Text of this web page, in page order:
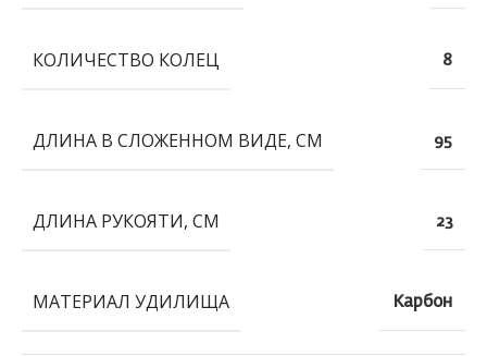
КОЛИЧЕСТВО КОЛЕЦ 8
ДЛИНА В СЛОЖЕННОМ ВИДЕ, СМ 95
ДЛИНА РУКОЯТИ, СМ 23
МАТЕРИАЛ УДИЛИЩА Карбон